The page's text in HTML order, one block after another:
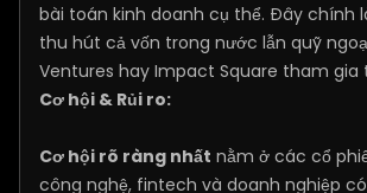
bài toán kinh doanh cụ thể. Đây chính
thu hút cả vốn trong nước lẫn quỹ
Ventures hay Impact Square tham gia
Cơ hội & Rủi ro:
Cơ hội rõ ràng nhất nằm ở các cổ
công nghệ, fintech và doanh nghiệp